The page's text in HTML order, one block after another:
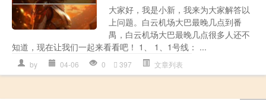
大家好，我是小新，我来为大家解答以
上问题。白云机场大巴最晚几点到番
禺，白云机场大巴最晚几点很多人还不
知道，现在让我们一起来看看吧！ 1、 1、1号线： ...
by 04-06 0 397 文章列表